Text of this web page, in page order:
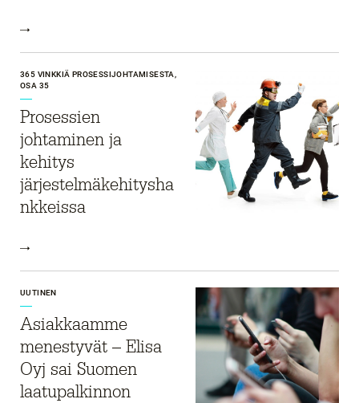
365 VINKKIÄ PROSESSIJOHTAMISESTA,
OSA 35
Prosessien
johtaminen ja
kehitys
järjestelmäkehitysha
nkkeissa
UUTINEN
Asiakkaamme
menestyvät – Elisa
Oyj sai Suomen
laatupalkinnon